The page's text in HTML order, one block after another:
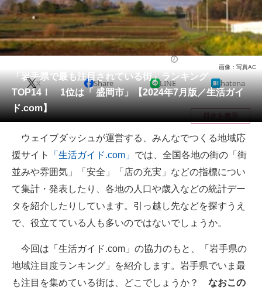
グルメ 地域
住まい 教育・育児
動物 リサーチ
会員記事
メディア
注目記事を集めた総合ページ
ITの今と未来を見通す
スマホと通信の最新トレンド
進化するPCとデバイスの未来
好きが集まる 比べて選べる
ビジネスと働き方のヒント
「岩手県で最も注目されている街」ランキング
TOP14！ 1位は「 盛岡市」【2024年7月版／生活ガイ
ド.com】
画像：写真AC
X Share LINE hatena
目次を表示
ウェイブダッシュが運営する、みんなでつくる地域応
援サイト
「生活ガイド.com」 では、全国各地の街の「街
並みや雰囲気」「安全」「店の充実」などの指標につい
て集計・発表したり、各地の人口や歳入などの統計デー
タを紹介したりしています。引っ越し先などを探すうえ
で、役立てている人も多いのではないでしょうか。
今回は「生活ガイド.com」の協力のもと、「岩手県の
地域注目度ランキング」を紹介します。岩手県でいま最
も注目を集めている街は、どこでしょうか？ なおこの